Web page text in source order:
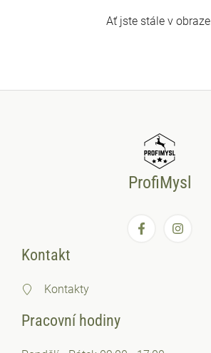
Ať jste stále v
ProfiMysl
Kontakt
Kontakty
Pracovní hodiny